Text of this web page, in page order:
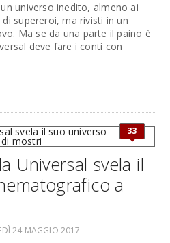
universo inedito, almeno ai
supereroi, ma rivisti in un
Ma se da una parte il paino è
deve fare i conti con
33
Universal svela il
a
24 MAGGIO 2017